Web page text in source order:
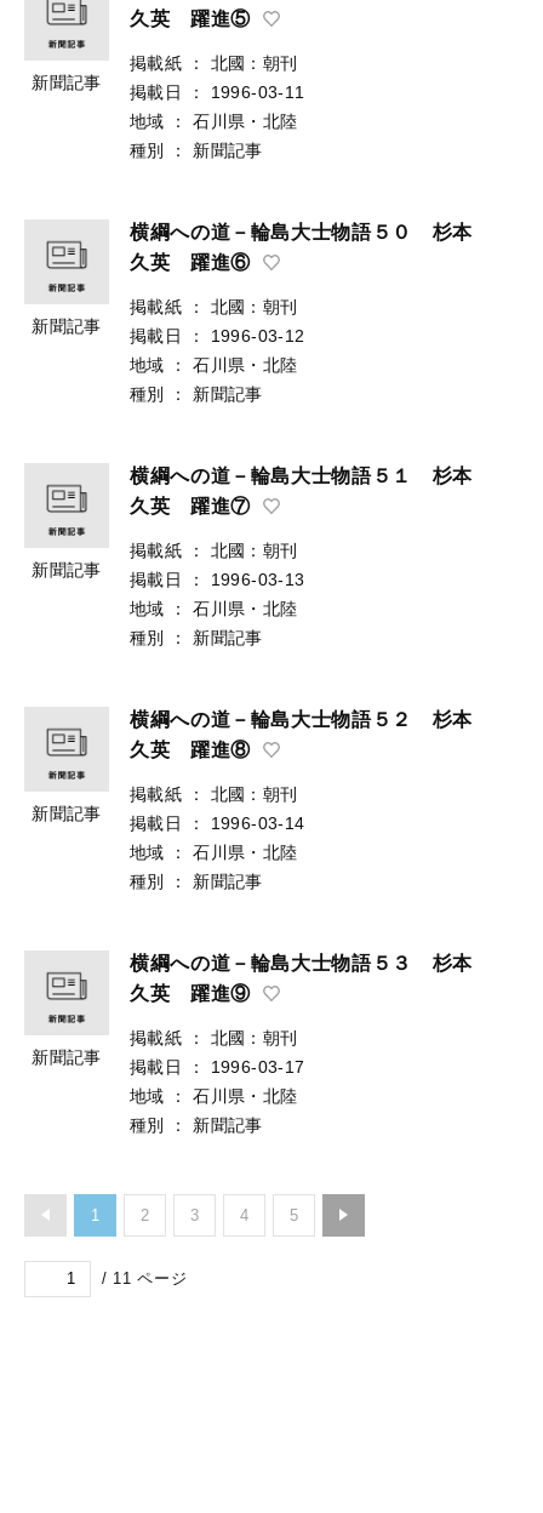
新聞記事
久英 躍進⑤
掲載紙 ：
北國：朝刊
掲載日
：
1996-03-11
地域
：
石川県・北陸
種別
： 新聞記事
新聞記事
横綱への道－輪島大士物語５０ 杉本
久英 躍進⑥
掲載紙 ：
北國：朝刊
掲載日
：
1996-03-12
地域
：
石川県・北陸
種別
： 新聞記事
新聞記事
横綱への道－輪島大士物語５１ 杉本
久英 躍進⑦
掲載紙 ：
北國：朝刊
掲載日
：
1996-03-13
地域
：
石川県・北陸
種別
： 新聞記事
新聞記事
横綱への道－輪島大士物語５２ 杉本
久英 躍進⑧
掲載紙 ：
北國：朝刊
掲載日
：
1996-03-14
地域
：
石川県・北陸
種別
： 新聞記事
新聞記事
横綱への道－輪島大士物語５３ 杉本
久英 躍進⑨
掲載紙 ：
北國：朝刊
掲載日
：
1996-03-17
地域
：
石川県・北陸
種別
： 新聞記事
1 2 3 4 5
/ 11 ページ